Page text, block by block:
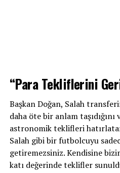
“Para Tekliflerini
Başkan Doğan, Salah
daha öte bir anlam taşıdığını
astronomik teklifleri
Salah gibi bir futbolcuyu
getiremezsiniz. Kendisine
katı değerinde teklifler